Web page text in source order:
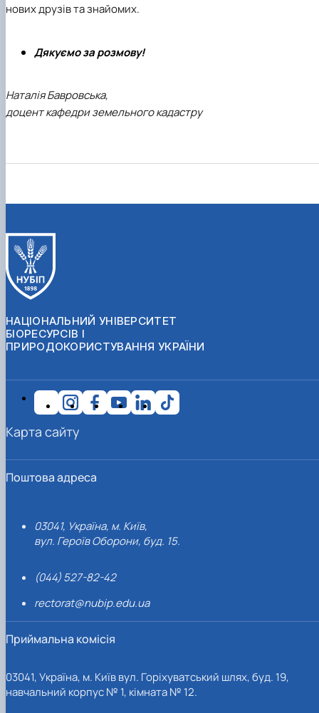
нових друзів та знайомих.
Дякуємо за розмову!
Наталія Бавровська,
доцент кафедри земельного кадастру
НАЦІОНАЛЬНИЙ УНІВЕРСИТЕТ
БІОРЕСУРСІВ І
ПРИРОДОКОРИСТУВАННЯ УКРАЇНИ
Поштова адреса
03041, Україна, м. Київ,
вул. Героїв Оборони, буд. 15.
(044) 527-82-42
rectorat@nubip.edu.ua
Приймальна комісія
03041, Україна, м. Київ вул. Горіхуватський шлях, буд. 19,
навчальний корпус № 1, кімната № 12.
Карта сайту